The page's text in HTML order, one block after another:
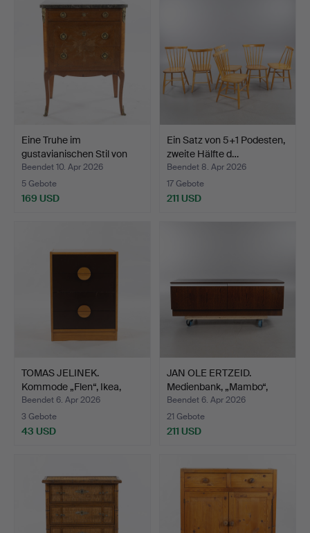
Eine Truhe im
gustavianischen Stil von
Kom…
Beendet 10. Apr 2026
5 Gebote
169 USD
Ein Satz von 5+1 Podesten,
zweite Hälfte d…
Beendet 8. Apr 2026
17 Gebote
211 USD
TOMAS JELINEK.
Kommode „Flen“, Ikea,
1970e…
Beendet 6. Apr 2026
3 Gebote
43 USD
JAN OLE ERTZEID.
Medienbank, „Mambo“,
Bruk…
Beendet 6. Apr 2026
21 Gebote
211 USD